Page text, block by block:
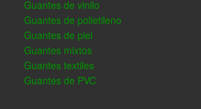
Guantes de vinilo
Guantes de polietileno
Guantes de piel
Guantes mixtos
Guantes textiles
Guantes de PVC